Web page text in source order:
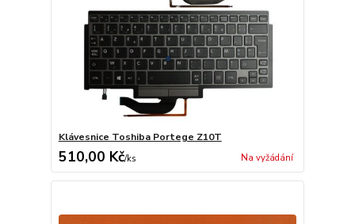
Klávesnice Toshiba Portege Z10T
510,00 Kč/ks Na vyžádání